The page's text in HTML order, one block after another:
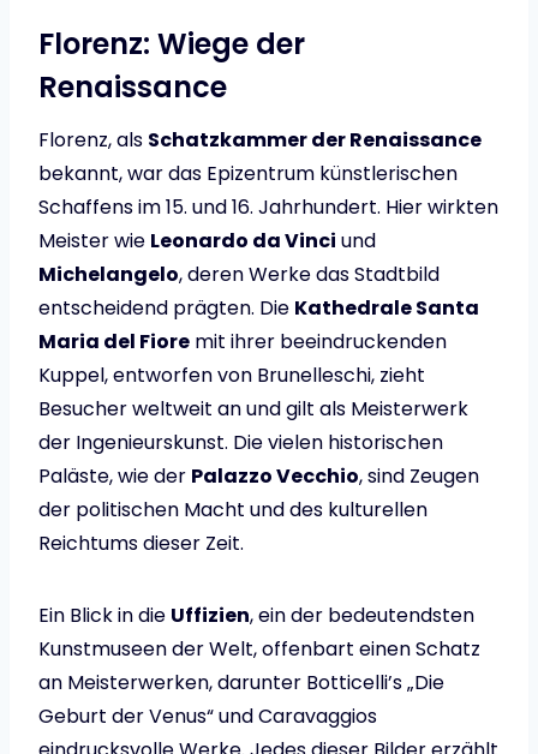
Florenz: Wiege der
Renaissance
Florenz, als Schatzkammer der Renaissance
bekannt, war das Epizentrum künstlerischen
Schaffens im 15. und 16. Jahrhundert. Hier wirkten
Meister wie Leonardo da Vinci und
Michelangelo, deren Werke das Stadtbild
entscheidend prägten. Die Kathedrale Santa
Maria del Fiore mit ihrer beeindruckenden
Kuppel, entworfen von Brunelleschi, zieht
Besucher weltweit an und gilt als Meisterwerk
der Ingenieurskunst. Die vielen historischen
Paläste, wie der Palazzo Vecchio, sind Zeugen
der politischen Macht und des kulturellen
Reichtums dieser Zeit.
Ein Blick in die Uffizien, ein der bedeutendsten
Kunstmuseen der Welt, offenbart einen Schatz
an Meisterwerken, darunter Botticelli’s „Die
Geburt der Venus“ und Caravaggios